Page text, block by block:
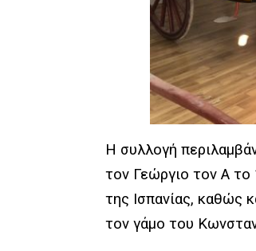
Η συλλογή
τον Γεώργιο τον Α το
της Ισπανίας, καθώς
τον γάμο του